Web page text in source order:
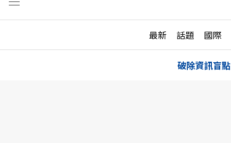
最新 話題 國際
活動
話題
破除資訊盲點